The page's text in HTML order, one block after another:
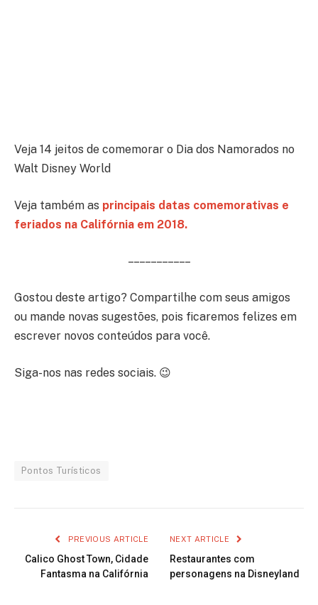
Veja 14 jeitos de comemorar o Dia dos Namorados no
Walt Disney World
Veja também as principais datas comemorativas e
feriados na Califórnia em 2018.
– – – – – – – – – – –
Gostou deste artigo? Compartilhe com seus amigos
ou mande novas sugestões, pois ficaremos felizes em
escrever novos conteúdos para você.
Siga-nos nas redes sociais. 😉
Pontos Turísticos
PREVIOUS ARTICLE
Calico Ghost Town, Cidade
Fantasma na Califórnia
NEXT ARTICLE
Restaurantes com
personagens na Disneyland